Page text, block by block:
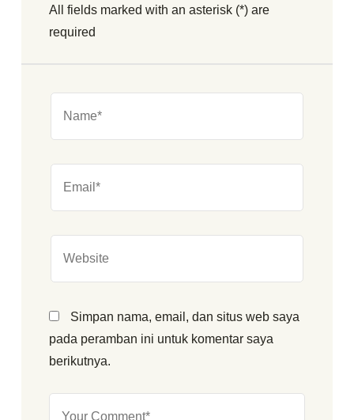
All fields marked with an asterisk (*) are
required
Simpan nama, email, dan situs web saya
pada peramban ini untuk komentar saya
berikutnya.